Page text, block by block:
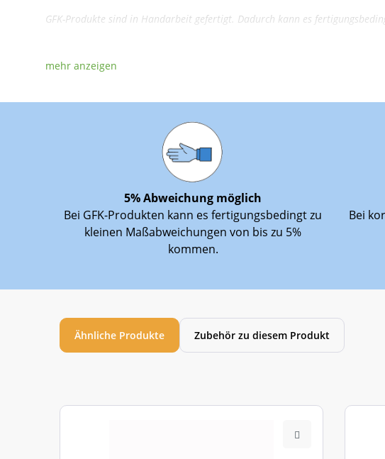
GFK-Produkte sind in Handarbeit gefertigt. Dadurch kann es
Außendurchmesser:
Benötigte Personen beim Abladen:
5% Abweichung möglich
Bei GFK-Produkten kann es fertigungsbedingt zu
kleinen Maßabweichungen von bis zu 5%
kommen.
Bei
Ähnliche Produkte Zubehör zu diesem Produkt